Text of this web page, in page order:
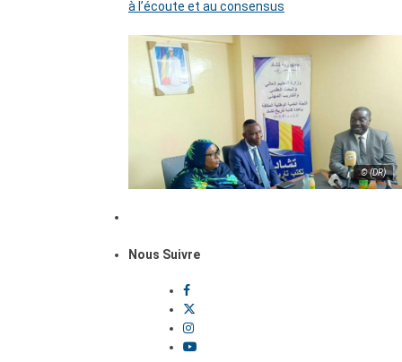
à l’écoute et au consensus
© (DR)
Nous Suivre